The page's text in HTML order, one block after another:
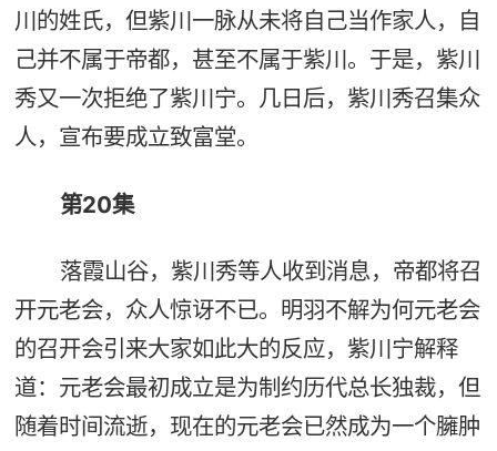
川的姓氏，但紫川一脉从未将自己当作家人，自
己并不属于帝都，甚至不属于紫川。于是，紫川
秀又一次拒绝了紫川宁。几日后，紫川秀召集众
人，宣布要成立致富堂。
第20集
落霞山谷，紫川秀等人收到消息，帝都将召
开元老会，众人惊讶不已。明羽不解为何元老会
的召开会引来大家如此大的反应，紫川宁解释
道：元老会最初成立是为制约历代总长独裁，但
随着时间流逝，现在的元老会已然成为一个臃肿